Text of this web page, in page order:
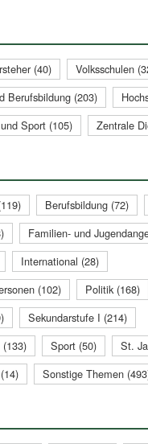
(40)
Volksschulen
Berufsbildung (203)
Sport (105)
Zentrale
Berufsbildung (72)
Familien- und
International (28)
(102)
Politik (168)
Sekundarstufe I (214)
Sport (50)
St.
Sonstige Themen